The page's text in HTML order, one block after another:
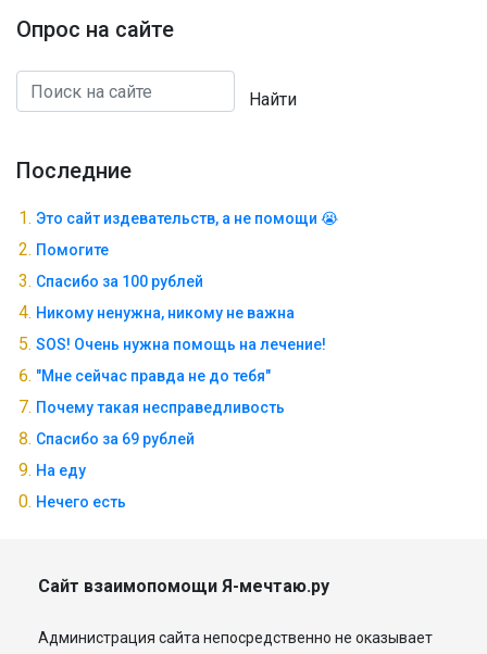
Опрос на сайте
Найти
Последние
Это сайт издевательств, а не помощи 😭
Помогите
Спасибо за 100 рублей
Никому ненужна, никому не важна
SOS! Очень нужна помощь на лечение!
"Мне сейчас правда не до тебя"
Почему такая несправедливость
Спасибо за 69 рублей
На еду
Нечего есть
Сайт взаимопомощи Я-мечтаю.ру
Администрация сайта непосредственно не оказывает